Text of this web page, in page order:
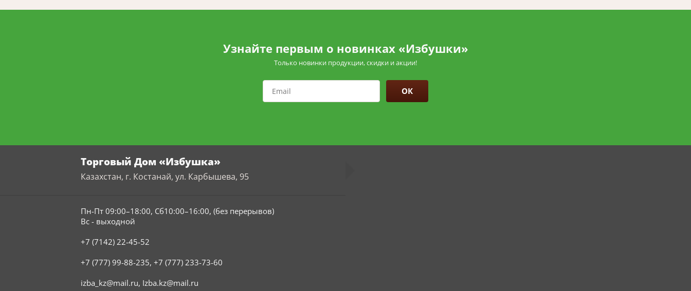
Узнайте первым о новинках «Избушки»
Только новинки продукции, скидки и акции!
ОК
Торговый Дом «Избушка»
Казахстан, г. Костанай, ул. Карбышева, 95
Пн-Пт 09:00–18:00, Сб10:00–16:00, (без перерывов)
Вс - выходной
+7 (7142) 22-45-52
+7 (777) 99-88-235, +7 (777) 233-73-60
izba_kz@mail.ru, Izba.kz@mail.ru